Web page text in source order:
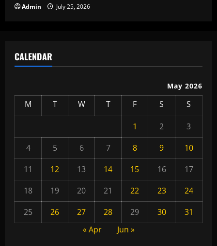
Admin July 25, 2026
CALENDAR
May 2026
M T W T F S S
1 2
3
4
5 6 7 8 9
10
11
12 13 14 15 16
17
18
19 20 21 22 23
24
25
26 27 28 29 30
31
« Apr
Jun »